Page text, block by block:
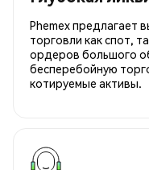
Phemex предлагает
торговли как спот,
ордеров большого
бесперебойную
котируемые активы.